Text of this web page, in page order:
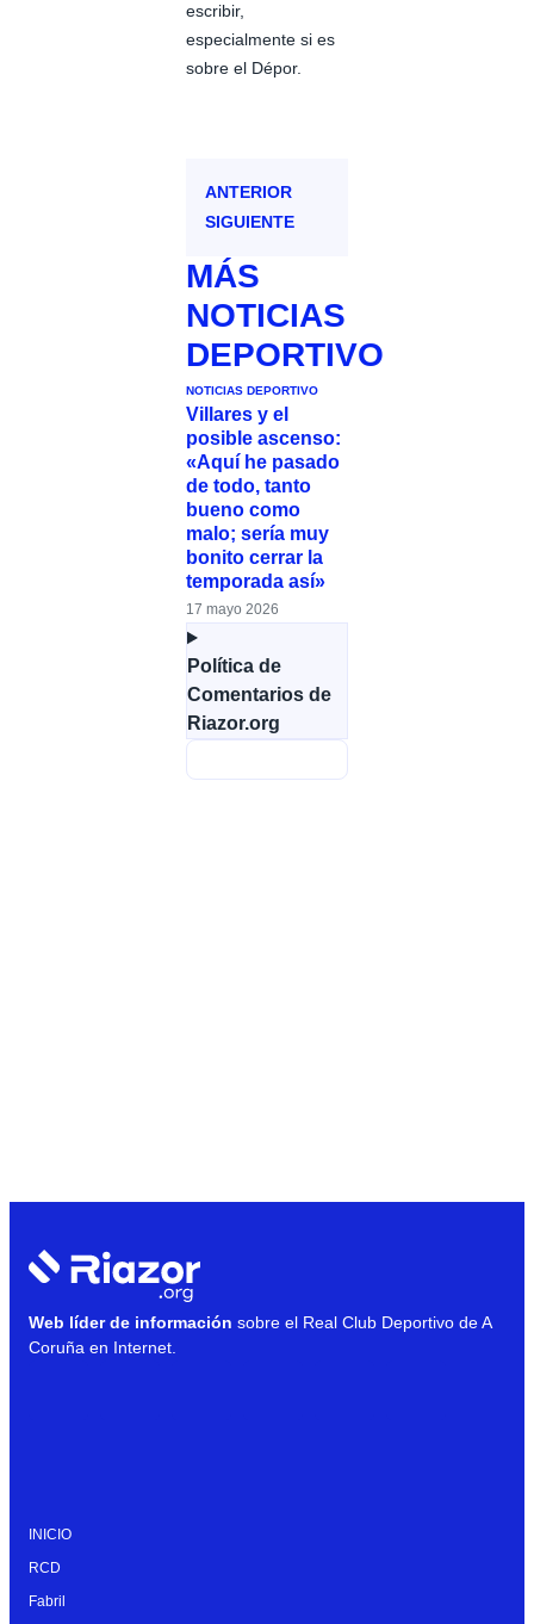
escribir,
especialmente si es
sobre el Dépor.
ANTERIOR
SIGUIENTE
MÁS
NOTICIAS
DEPORTIVO
NOTICIAS DEPORTIVO
Villares y el
posible ascenso:
«Aquí he pasado
de todo, tanto
bueno como
malo; sería muy
bonito cerrar la
temporada así»
17 mayo 2026
Política de
Comentarios de
Riazor.org
Web líder de información sobre el Real Club Deportivo de A
Coruña en Internet.
INICIO
RCD
Fabril